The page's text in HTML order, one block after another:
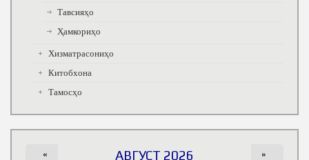
Тавсияҳо
Ҳамкориҳо
Хизматрасониҳо
Китобхона
Тамосҳо
АВГУСТ 2026
« »